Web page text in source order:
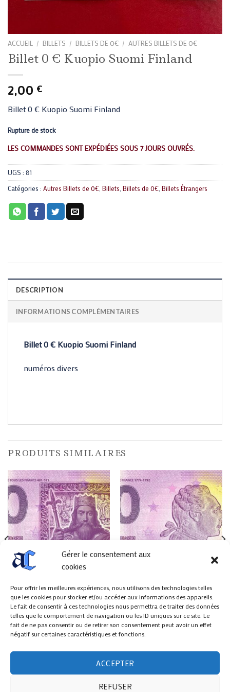
Gérer le consentement aux
cookies
Pour offrir les meilleures expériences, nous utilisons des technologies telles
que les cookies pour stocker et/ou accéder aux informations des appareils.
Le fait de consentir à ces technologies nous permettra de traiter des données
telles que le comportement de navigation ou les ID uniques sur ce site. Le
fait de ne pas consentir ou de retirer son consentement peut avoir un effet
négatif sur certaines caractéristiques et fonctions.
ACCEPTER
REFUSER
ACCUEIL / BILLETS / BILLETS DE 0€ / AUTRES BILLETS DE 0€
Billet 0 € Kuopio Suomi Finland
2,00 €
Billet 0 € Kuopio Suomi Finland
Rupture de stock
LES COMMANDES SONT EXPÉDIÉES SOUS 7 JOURS OUVRÉS.
UGS : 81
Catégories : Autres Billets de 0€, Billets, Billets de 0€, Billets Étrangers
DESCRIPTION
INFORMATIONS COMPLÉMENTAIRES
Billet 0 € Kuopio Suomi Finland
numéros divers
PRODUITS SIMILAIRES
AUTRES BILLETS DE 0€
Billet 0 € Clovis Anniversary
5,00€
AUTRES BILLETS DE 0€
Billet 0 € Louis XVI
5,00€
ANCIENNES COLLECTIONS
SUIVI DE COMMANDE